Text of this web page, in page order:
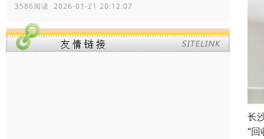
3586阅读 2026-01-21 20:12:07
长
“